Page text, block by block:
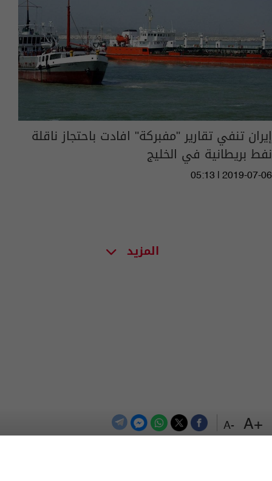
+A
-A
إيران تنفي تقارير "مفبركة" افادت باحتجاز ناقلة
نفط بريطانية في الخليج
05:13 | 2019-07-06
المزيد